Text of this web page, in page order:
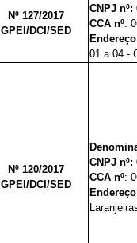
Nº 127/2017
GPEI/DCI/SED
CNPJ nº:
CCA nº:
01 a 04 -
Nº 120/2017
GPEI/DCI/SED
CNPJ nº:
CCA nº: